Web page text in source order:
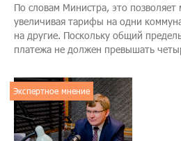
По словам Министра, это позволяет
увеличивая тарифы на одни
на другие. Поскольку общий
платежа не должен превышать
Экспертное мнение